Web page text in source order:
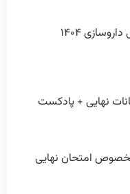
۱۴۰۴
نهایی + پادکست
امتحان نهایی